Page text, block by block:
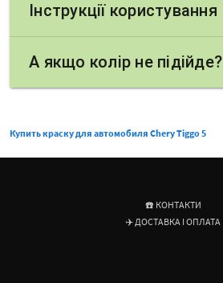
Інструкції користування
А якщо колір не підійде?
Купить краску для автомобиля Chery Tiggo 5
☎️ КОНТАКТИ
✈️ ДОСТАВКА І ОПЛАТА